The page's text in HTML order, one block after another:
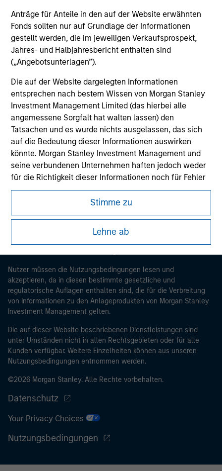
Anträge für Anteile in den auf der Website erwähnten
Fonds sollten nur auf Grundlage der Informationen
gestellt werden, die im jeweiligen Verkaufsprospekt,
Jahres- und Halbjahresbericht enthalten sind
(„Angebotsunterlagen”).
Die auf der Website dargelegten Informationen
entsprechen nach bestem Wissen von Morgan Stanley
Investment Management Limited (das hierbei alle
angemessene Sorgfalt hat walten lassen) den
Tatsachen und es wurde nichts ausgelassen, das sich
auf die Bedeutung dieser Informationen auswirken
könnte. Morgan Stanley Investment Management und
seine verbundenen Unternehmen haften jedoch weder
für die Richtigkeit dieser Informationen noch für Fehler
oder Auslassungen durch Dritte.
verhindern, gelten für im Finanzsektor tätige Personen
besondere Verpflichtungen. Vor diesem Hintergrund ist
ein Verfahren zur Identifizierung von Fondszeichnern
vorgeschrieben. Morgan Stanley Investment
Management Limited hat das Recht, eine Überprüfung
und sonstige relevante Sicherheitskontrollen
durchzuführen, um den Verpflichtungen
nachzukommen, denen im Finanzsektor tätige
Personen in Bezug auf Geldwäsche und
Finanzkriminalität unterliegen.
Ich erkenne an, dass weder Morgan Stanley Investment
Management Limited noch jedwede verbundenen
indirekt durch eingesehene Informationen infolge
meiner falschen oder irrtümlichen Wiedergabe
bestätige ich ebenfalls mein
Nutzungsbedingungen
habe. Sofern die vorstehende Vereinbarung korrekt ist,
klicken Sie andernfalls auf „Lehne ab“, um zur Startseite
Stimme zu
Lehne ab
shall we be responsible for the information contained on
the site or your use of such site.
Morgan Stanley
Nutzer müssen die Nutzungsbedingungen lesen und
akzeptieren, da in diesen bestimmte gesetzliche und
regulatorische Auflagen enthalten sind, die für die Verbreitung
von Informationen zu den Anlageprodukten von Morgan Stanley
Investment Management gelten.
Die auf dieser Website beschriebenen Dienstleistungen sind
unter Umständen nicht in allen Rechtsgebieten oder für alle
Kunden verfügbar. Weitere Einzelheiten können aus unseren
Nutzungsbedingungen entnommen werden.
©2026 Morgan Stanley. Alle Rechte vorbehalten.
Datenschutz
Your Privacy Choices
Nutzungsbedingungen